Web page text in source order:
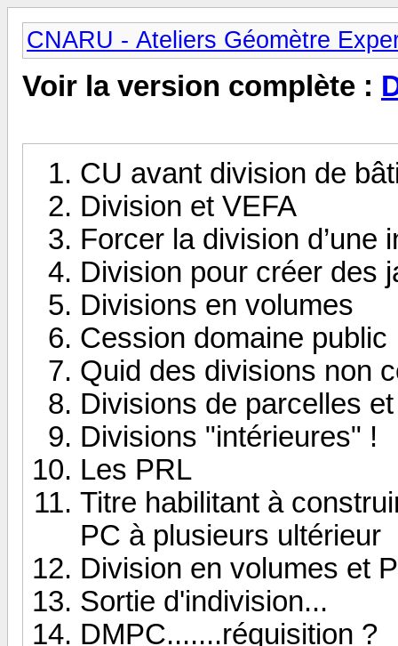
CNARU - Ateliers Géomètre
Voir la version complète :
CU avant division de
Division et VEFA
Forcer la division d’une
Division pour créer des
Divisions en volumes
Cession domaine public
Quid des divisions non
Divisions de parcelles
Divisions "intérieures" !
Les PRL
Titre habilitant à
PC à plusieurs ultérieur
Division en volumes et
Sortie d'indivision...
DMPC.......réquisition ?